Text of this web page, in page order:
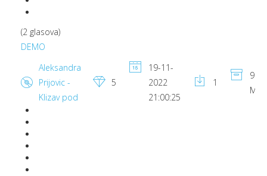
(2 glasova)
DEMO
Aleksandra
Prijovic -
Klizav pod
5
19-11-
2022
21:00:25
1
9.06
MB